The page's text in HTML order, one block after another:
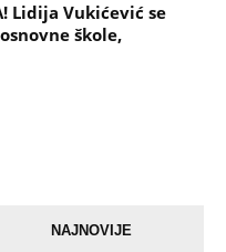
Lidija Vukićević se
osnovne škole,
NAJNOVIJE